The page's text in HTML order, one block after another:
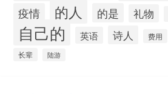
疫情 的人 的是 礼物
自己的 英语 诗人 费用
长辈 陆游